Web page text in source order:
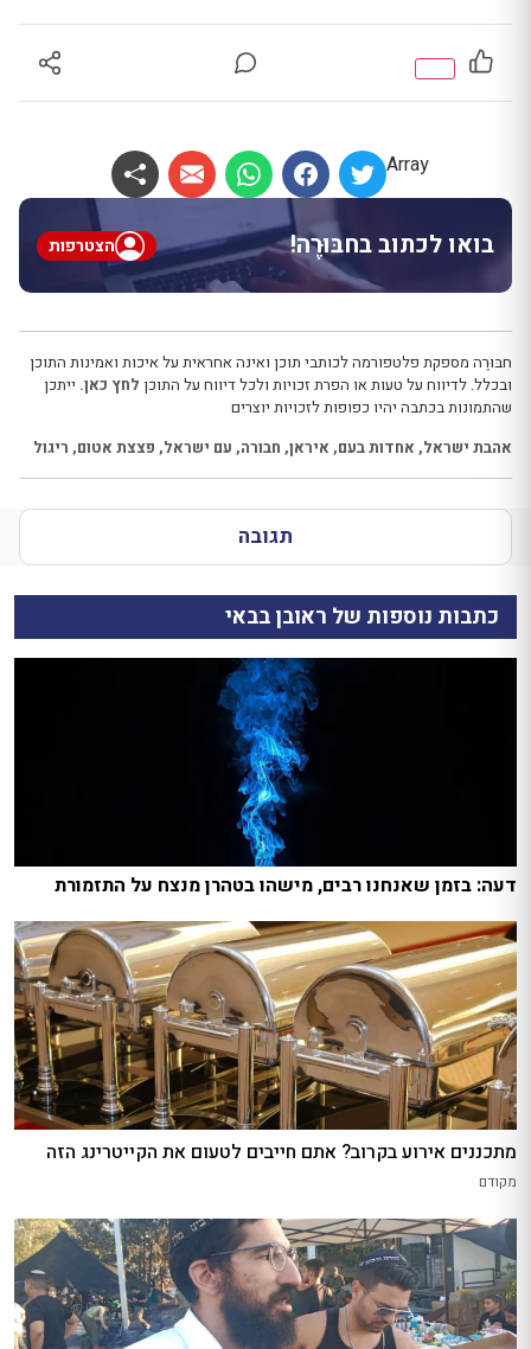
Array
בואו לכתוב בחבּוּרֶה! הצטרפות
חבּוּרֶה מספקת פלטפורמה לכותבי תוכן ואינה אחראית על איכות ואמינות התוכן
ובכלל. לדיווח על טעות או הפרת זכויות ולכל דיווח על התוכן לחץ כאן. ייתכן
שהתמונות בכתבה יהיו כפופות לזכויות יוצרים
אהבת ישראל, אחדות בעם, איראן, חבורה, עם ישראל, פצצת אטום, ריגול
תגובה
כתבות נוספות של ראובן בבאי
דעה: בזמן שאנחנו רבים, מישהו בטהרן מנצח על התזמורת
מתכננים אירוע בקרוב? אתם חייבים לטעום את הקייטרינג הזה
מקודם